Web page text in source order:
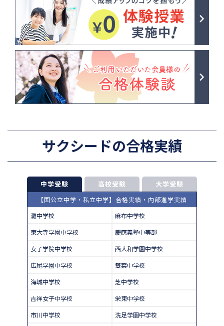
サクシードの合格実績
中学受験 高校受験 大学受験
【国公立中学・私立中学】合格実績・内部進学実績
灘中学校
麻布中学校
東大寺学園中学校
慶應義塾中等部
女子学院中学校
西大和学園中学校
広尾学園中学校
雙葉中学校
海城中学校
芝中学校
吉祥女子中学校
栄東中学校
市川中学校
洗足学園中学校